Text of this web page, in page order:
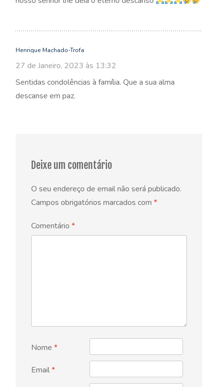
Henrique Machado-Trofa
27 de Janeiro, 2023 às 13:32
Sentidas condolências à família. Que a sua alma
descanse em paz.
Deixe um comentário
O seu endereço de email não será publicado.
Campos obrigatórios marcados com *
Comentário *
Nome *
Email*